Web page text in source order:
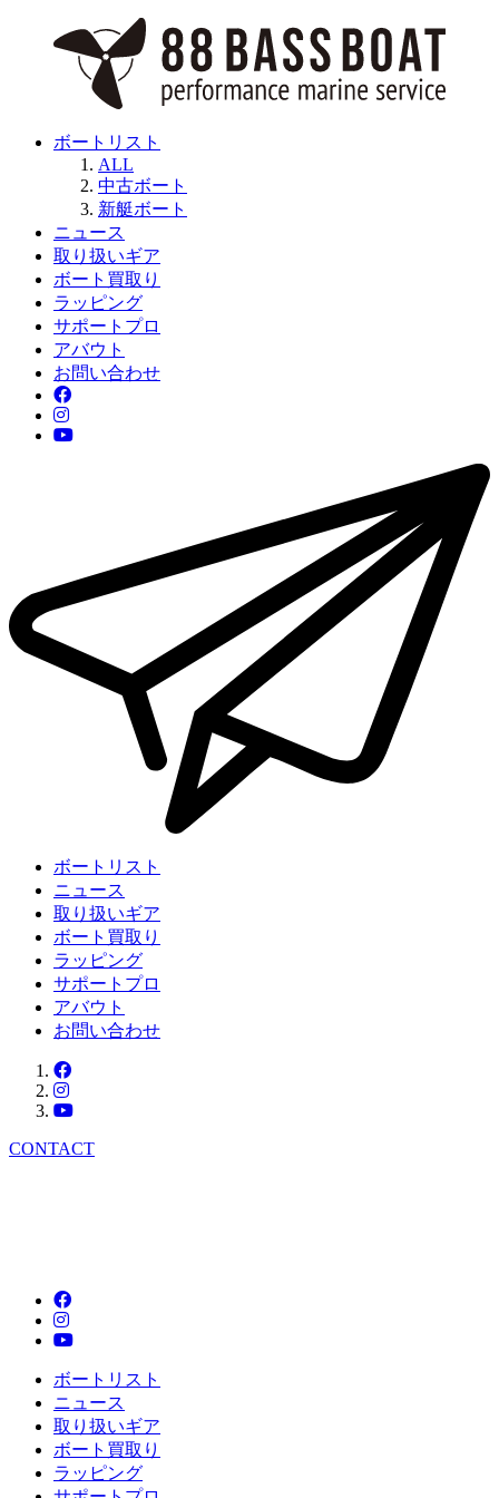
ボートリスト
ALL
中古ボート
新艇ボート
ニュース
取り扱いギア
ボート買取り
ラッピング
サポートプロ
アバウト
お問い合わせ
ボートリスト
ニュース
取り扱いギア
ボート買取り
ラッピング
サポートプロ
アバウト
お問い合わせ
CONTACT
ボートリスト
ニュース
取り扱いギア
ボート買取り
ラッピング